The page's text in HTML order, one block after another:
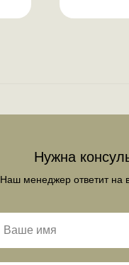
Нужна
Наш менеджер ответит на